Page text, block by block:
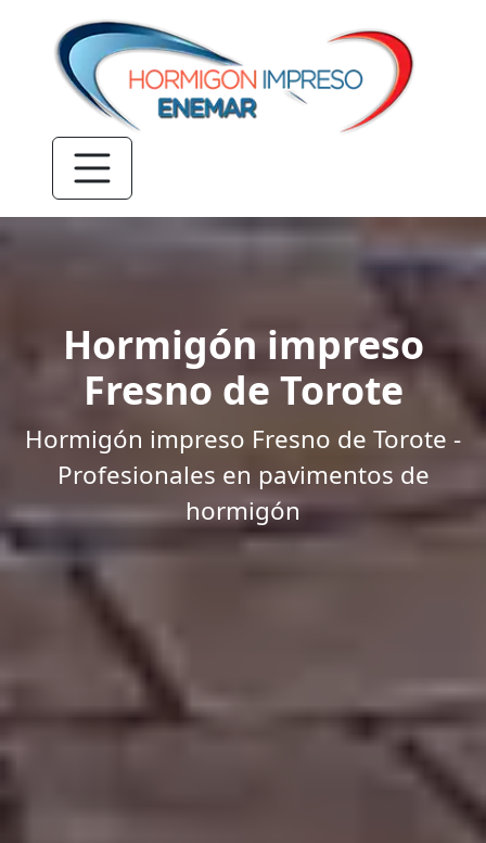
Hormigón impreso
Fresno de Torote
Hormigón impreso Fresno de Torote -
Profesionales en pavimentos de
hormigón